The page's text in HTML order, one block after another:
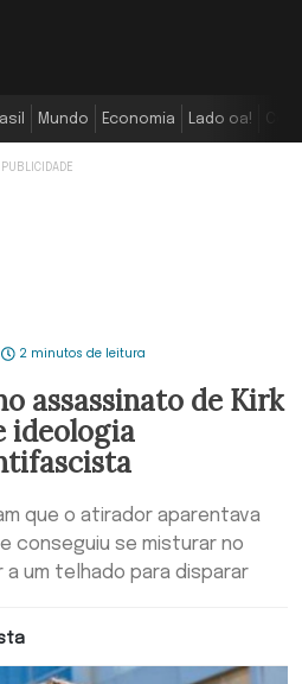
Mundo Economia Lado oa!
2 minutos de leitura
assassinato de Kirk
ideologia
que o atirador aparentava
conseguiu se misturar no
um telhado para disparar